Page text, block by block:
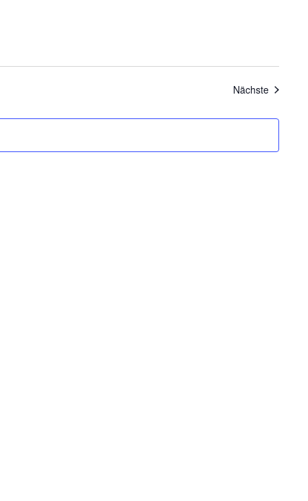
Nächste